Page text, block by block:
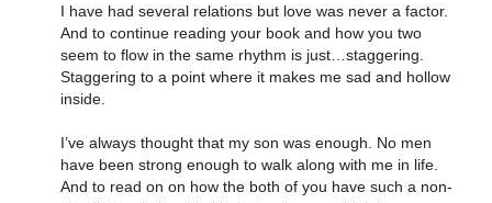
I have had several relations but love was never a factor.
And to continue reading your book and how you two
seem to flow in the same rhythm is just…staggering.
Staggering to a point where it makes me sad and hollow
inside.
I’ve always thought that my son was enough. No men
have been strong enough to walk along with me in life.
And to read on on how the both of you have such a non-